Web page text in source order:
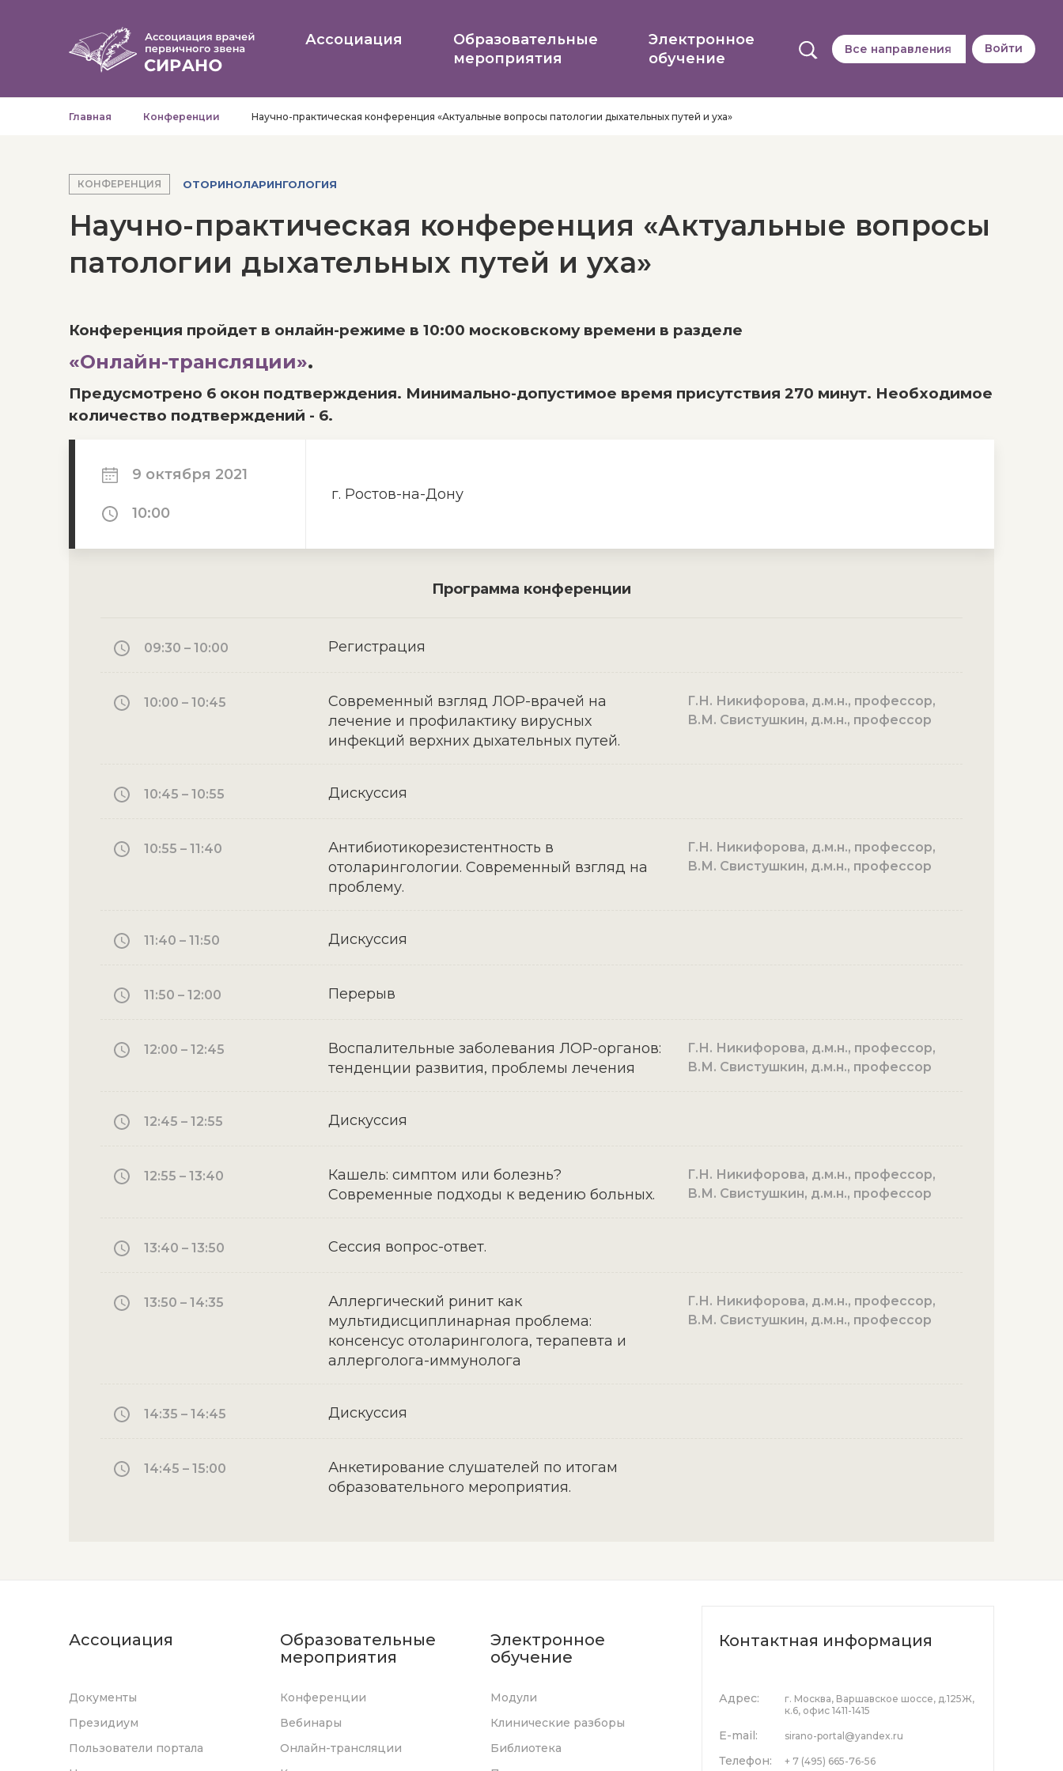
Ассоциация
Образовательные
мероприятия
Электронное
обучение
Все направления Войти
Главная Конференции Научно-практическая конференция «Актуальные вопросы патологии дыхательных путей и уха»
КОНФЕРЕНЦИЯ ОТОРИНОЛАРИНГОЛОГИЯ
Научно-практическая конференция «Актуальные вопросы
патологии дыхательных путей и уха»
Конференция пройдет в онлайн-режиме в 10:00 московскому времени в разделе
«Онлайн-трансляции».
Предусмотрено 6 окон подтверждения. Минимально-допустимое время присутствия 270 минут. Необходимое
количество подтверждений - 6.
9 октября 2021
10:00
г. Ростов-на-Дону
Программа конференции
09:30 – 10:00 Регистрация
10:00 – 10:45
Современный взгляд ЛОР-врачей на
лечение и профилактику вирусных
инфекций верхних дыхательных путей.
Г.Н. Никифорова, д.м.н., профессор,
В.М. Свистушкин, д.м.н., профессор
10:45 – 10:55 Дискуссия
10:55 – 11:40
Антибиотикорезистентность в
отоларингологии. Современный взгляд на
проблему.
Г.Н. Никифорова, д.м.н., профессор,
В.М. Свистушкин, д.м.н., профессор
11:40 – 11:50 Дискуссия
11:50 – 12:00 Перерыв
12:00 – 12:45
Воспалительные заболевания ЛОР-органов:
тенденции развития, проблемы лечения
Г.Н. Никифорова, д.м.н., профессор,
В.М. Свистушкин, д.м.н., профессор
12:45 – 12:55 Дискуссия
12:55 – 13:40
Кашель: симптом или болезнь?
Современные подходы к ведению больных.
Г.Н. Никифорова, д.м.н., профессор,
В.М. Свистушкин, д.м.н., профессор
13:40 – 13:50 Сессия вопрос-ответ.
13:50 – 14:35
Аллергический ринит как
мультидисциплинарная проблема:
консенсус отоларинголога, терапевта и
аллерголога-иммунолога
Г.Н. Никифорова, д.м.н., профессор,
В.М. Свистушкин, д.м.н., профессор
14:35 – 14:45 Дискуссия
14:45 – 15:00
Анкетирование слушателей по итогам
образовательного мероприятия.
Ассоциация
Документы
Президиум
Пользователи портала
Образовательные
мероприятия
Конференции
Вебинары
Онлайн-трансляции
Электронное
обучение
Модули
Клинические разборы
Библиотека
Контактная информация
Адрес:
г. Москва, Варшавское шоссе, д.125Ж,
к.6, офис 1411-1415
E-mail: sirano-portal@yandex.ru
Телефон: + 7 (495) 665-76-56